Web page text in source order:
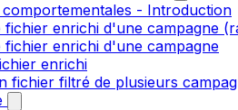
comportementales - Introduction
fichier enrichi d'une campagne
fichier enrichi d'une campagne
enrichi
fichier filtré de plusieurs